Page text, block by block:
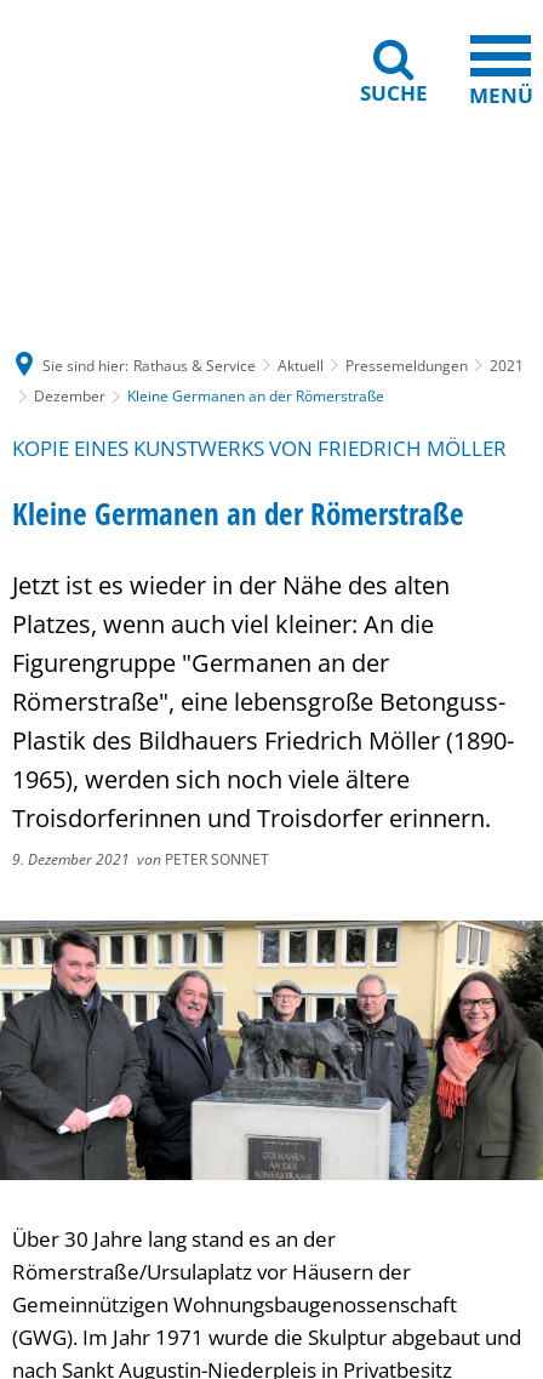
SUCHE MENÜ
Sie sind hier: Rathaus & Service Aktuell Pressemeldungen
2021
Dezember
Kleine Germanen an der Römerstraße
KOPIE EINES KUNSTWERKS VON FRIEDRICH MÖLLER
Kleine Germanen an der Römerstraße
Jetzt ist es wieder in der Nähe des alten
Platzes, wenn auch viel kleiner: An die
Figurengruppe "Germanen an der
Römerstraße", eine lebensgroße Betonguss-
Plastik des Bildhauers Friedrich Möller (1890-
1965), werden sich noch viele ältere
Troisdorferinnen und Troisdorfer erinnern.
9. Dezember 2021 von PETER SONNET
Über 30 Jahre lang stand es an der
Römerstraße/Ursulaplatz vor Häusern der
Gemeinnützigen Wohnungsbaugenossenschaft
(GWG). Im Jahr 1971 wurde die Skulptur abgebaut und
nach Sankt Augustin-Niederpleis in Privatbesitz